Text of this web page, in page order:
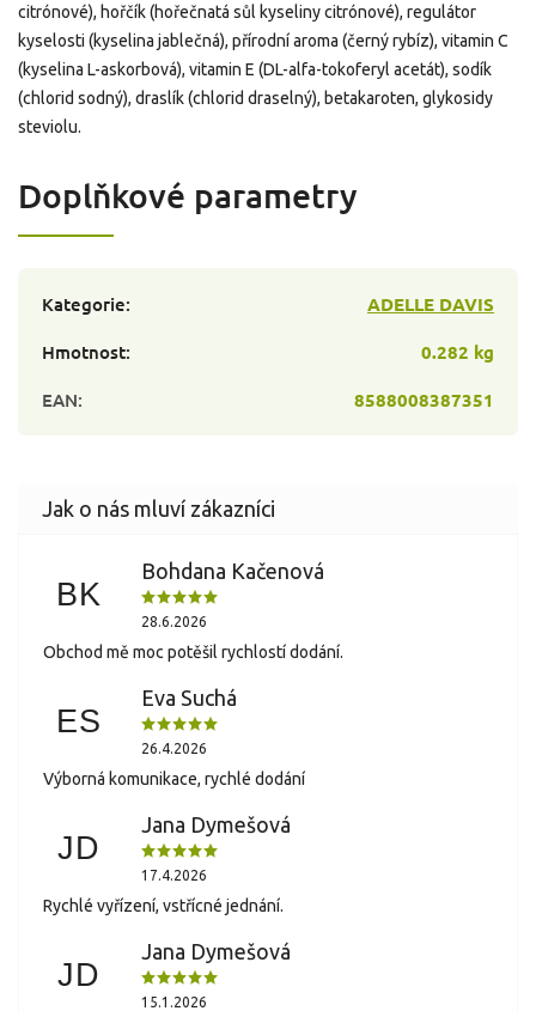
citrónové), hořčík (hořečnatá sůl kyseliny citrónové), regulátor
kyselosti (kyselina jablečná), přírodní aroma (černý rybíz), vitamin C
(kyselina L-askorbová), vitamin E (DL-alfa-tokoferyl acetát), sodík
(chlorid sodný), draslík (chlorid draselný), betakaroten, glykosidy
steviolu.
Doplňkové parametry
Kategorie:
ADELLE DAVIS
Hmotnost:
0.282 kg
EAN: 8588008387351
BK
Bohdana Kačenová
28.6.2026
Obchod mě moc potěšil rychlostí dodání.
ES
Eva Suchá
26.4.2026
Výborná komunikace, rychlé dodání
JD
Jana Dymešová
17.4.2026
Rychlé vyřízení, vstřícné jednání.
JD
Jana Dymešová
15.1.2026